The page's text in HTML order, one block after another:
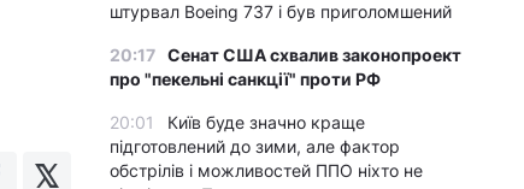
штурвал Boeing 737 і був приголомшений
20:17 Сенат США схвалив законопроект
про "пекельні санкції" проти РФ
20:01
Київ буде значно краще
підготовлений до зими, але фактор
обстрілів і можливостей ППО ніхто не